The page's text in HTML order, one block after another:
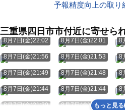
予報精度向上の取り
三重県四日市市付近に寄せら
8月7日(金)22:02 8月7日(金)22:01 8
8月7日(金)21:56 8月7日(金)21:53 8
8月7日(金)21:49 8月7日(金)21:48 8
8月7日(金)21:44 8月7日(金)21:44 8
8月7日(金)21:39 8月7日(金)21:36 8
もっと見る